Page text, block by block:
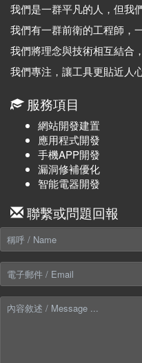
我們是一群平凡的人，但我
我們有一群前衛的工程師，
我們將理念與技術相互結合
我們專注，讓工具更貼近人心
服務項目
網站開發建置
應用程式開發
手機APP開發
漏洞修補優化
智能電器開發
聯繫或問題回報